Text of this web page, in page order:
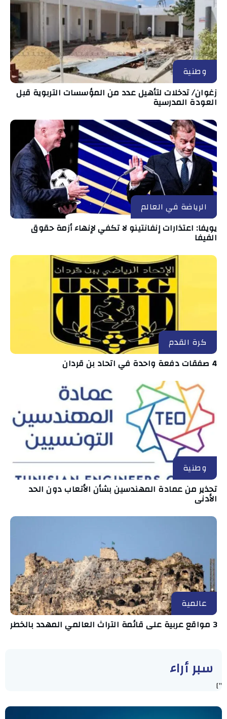
وطنية
زغوان/ تدخلات لتأهيل عدد من المؤسسات التربوية قبل
العودة المدرسية
الرياضة في العالم
يويفا: اعتذارات إنفانتينو لا تكفي لإنهاء أزمة حقوق
الفيفا
كرة القدم
4 صفقات دفعة واحدة في اتحاد بن قردان
وطنية
تحذير من عمادة المهندسين بشأن الأتعاب دون الحد
الأدنى
عالمية
3 مواقع عربية على قائمة التراث العالمي المهدد بالخطر
سبر أراء
"]